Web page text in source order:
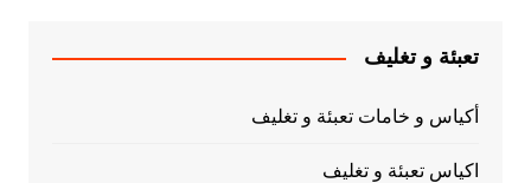
تعبئة و تغليف
أكياس و خامات تعبئة و تغليف
اكياس تعبئة و تغليف